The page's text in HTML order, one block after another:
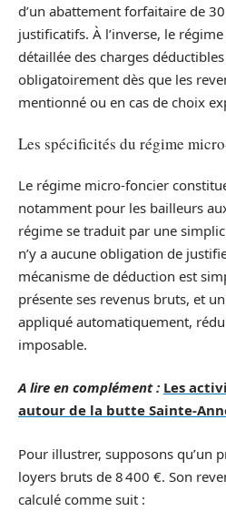
d’un abattement forfaitaire de
justificatifs. À l’inverse, le
détaillée des charges déductibles
obligatoirement dès que les
mentionné ou en cas de choix
Les spécificités du régime
Le régime micro-foncier
notamment pour les bailleurs
régime se traduit par une
n’y a aucune obligation de
mécanisme de déduction est
présente ses revenus bruts, et
appliqué automatiquement,
imposable.
A lire en complément : Les
autour de la butte Sainte-
Pour illustrer, supposons qu’un
loyers bruts de 8 400 €. Son
calculé comme suit :